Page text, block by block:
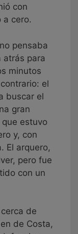
con
a cero.
pensaba
atrás para
minutos
el
buscar el
gran
que estuvo
y, con
El arquero,
pero fue
con un
de
de Costa,